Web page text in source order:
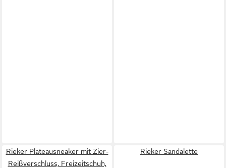
Rieker Plateausneaker mit Zier-
Reißverschluss, Freizeitschuh,
Rieker Sandalette